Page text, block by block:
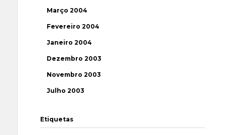
Março 2004
Fevereiro 2004
Janeiro 2004
Dezembro 2003
Novembro 2003
Julho 2003
Etiquetas